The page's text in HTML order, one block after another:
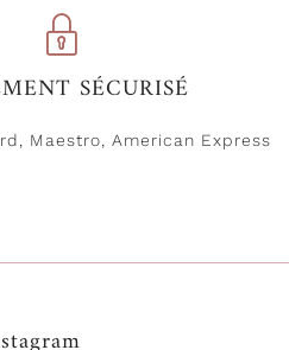
SÉCURISÉ
Maestro, American Express